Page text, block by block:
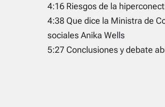
4:16 Riesgos de la
4:38 Que dice la Ministra de
sociales Anika Wells
5:27 Conclusiones y debate